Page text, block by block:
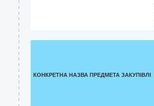
КОНКРЕТНА НАЗВА ПРЕДМЕТА ЗАКУПІВЛІ